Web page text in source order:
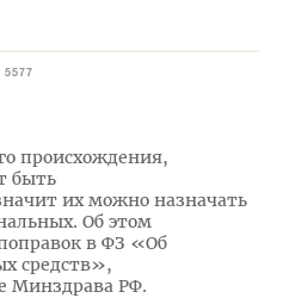
5577
происхождения,
быть
их можно назначать
Об этом
в ФЗ «Об
средств»,
Минздрава РФ.